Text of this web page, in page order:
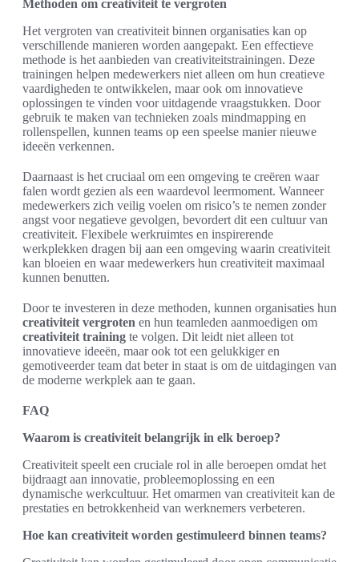
Methoden om creativiteit te vergroten
Het vergroten van creativiteit binnen organisaties kan op
verschillende manieren worden aangepakt. Een effectieve
methode is het aanbieden van creativiteitstrainingen. Deze
trainingen helpen medewerkers niet alleen om hun creatieve
vaardigheden te ontwikkelen, maar ook om innovatieve
oplossingen te vinden voor uitdagende vraagstukken. Door
gebruik te maken van technieken zoals mindmapping en
rollenspellen, kunnen teams op een speelse manier nieuwe
ideeën verkennen.
Daarnaast is het cruciaal om een omgeving te creëren waar
falen wordt gezien als een waardevol leermoment. Wanneer
medewerkers zich veilig voelen om risico’s te nemen zonder
angst voor negatieve gevolgen, bevordert dit een cultuur van
creativiteit. Flexibele werkruimtes en inspirerende
werkplekken dragen bij aan een omgeving waarin creativiteit
kan bloeien en waar medewerkers hun creativiteit maximaal
kunnen benutten.
Door te investeren in deze methoden, kunnen organisaties hun
creativiteit vergroten en hun teamleden aanmoedigen om
creativiteit training te volgen. Dit leidt niet alleen tot
innovatieve ideeën, maar ook tot een gelukkiger en
gemotiveerder team dat beter in staat is om de uitdagingen van
de moderne werkplek aan te gaan.
FAQ
Waarom is creativiteit belangrijk in elk beroep?
Creativiteit speelt een cruciale rol in alle beroepen omdat het
bijdraagt aan innovatie, probleemoplossing en een
dynamische werkcultuur. Het omarmen van creativiteit kan de
prestaties en betrokkenheid van werknemers verbeteren.
Hoe kan creativiteit worden gestimuleerd binnen teams?